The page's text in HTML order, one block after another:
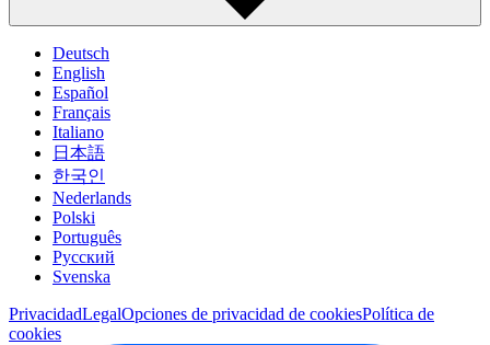
Deutsch
English
Español
Français
Italiano
日本語
한국인
Nederlands
Polski
Português
Pусский
Svenska
PrivacidadLegalOpciones de privacidad de cookiesPolítica de
cookies